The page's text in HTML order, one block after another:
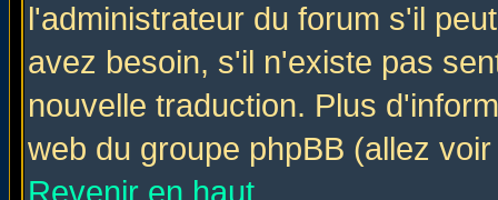
l'administrateur du forum s'il
avez besoin, s'il n'existe pas
nouvelle traduction. Plus
web du groupe phpBB (allez
Revenir en haut